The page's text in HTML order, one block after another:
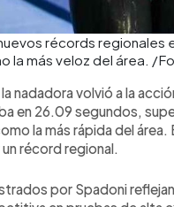
récords regionales
la más veloz del área. /
nadadora volvió a la
en 26.09 segundos,
la más rápida del
récord regional.
por Spadoni